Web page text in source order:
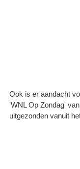
Ook is er aandacht
'WNL Op Zondag'
uitgezonden vanuit